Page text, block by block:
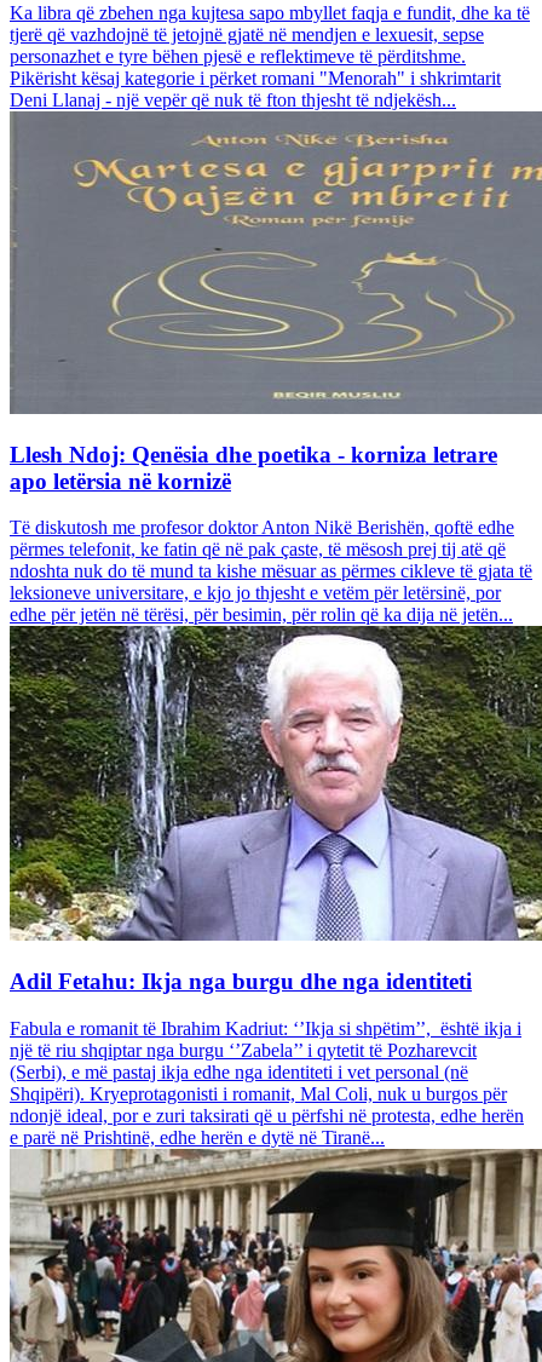
Ka libra që zbehen nga kujtesa sapo mbyllet faqja e fundit, dhe ka të
tjerë që vazhdojnë të jetojnë gjatë në mendjen e lexuesit, sepse
personazhet e tyre bëhen pjesë e reflektimeve të përditshme.
Pikërisht kësaj kategorie i përket romani "Menorah" i shkrimtarit
Deni Llanaj - një vepër që nuk të fton thjesht të ndjekësh...
Llesh Ndoj: Qenësia dhe poetika - korniza letrare
apo letërsia në kornizë
Të diskutosh me profesor doktor Anton Nikë Berishën, qoftë edhe
përmes telefonit, ke fatin që në pak çaste, të mësosh prej tij atë që
ndoshta nuk do të mund ta kishe mësuar as përmes cikleve të gjata të
leksioneve universitare, e kjo jo thjesht e vetëm për letërsinë, por
edhe për jetën në tërësi, për besimin, për rolin që ka dija në jetën...
Adil Fetahu: Ikja nga burgu dhe nga identiteti
Fabula e romanit të Ibrahim Kadriut: ‘’Ikja si shpëtim’’, është ikja i
një të riu shqiptar nga burgu ‘’Zabela’’ i qytetit të Pozharevcit
(Serbi), e më pastaj ikja edhe nga identiteti i vet personal (në
Shqipëri). Kryeprotagonisti i romanit, Mal Coli, nuk u burgos për
ndonjë ideal, por e zuri taksirati që u përfshi në protesta, edhe herën
e parë në Prishtinë, edhe herën e dytë në Tiranë...